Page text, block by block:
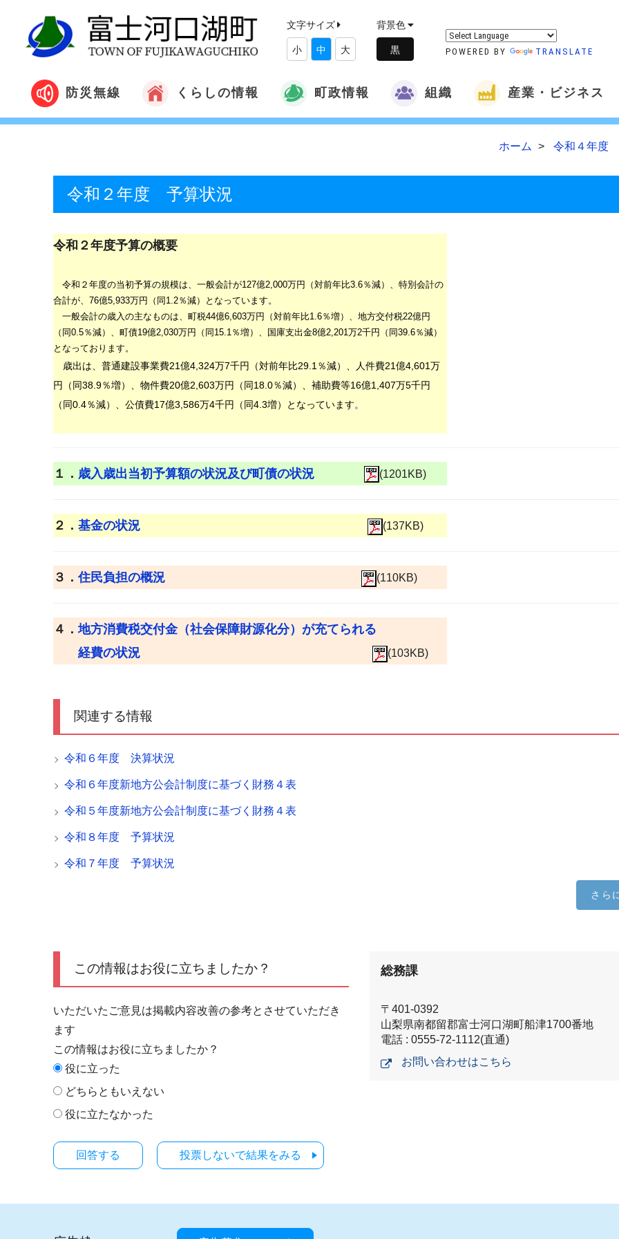
文字サイズ
小 中 大
背景色
POWERED BY TRANSLATE
防災無線 くらしの情報 町政情報 組織 産業・ビジネス
ホーム 令和４年度
令和２年度 予算状況
令和２年度予算の概要
令和２年度の当初予算の規模は、一般会計が127億2,000万円（対前年比3.6％減）、特別会計の
合計が、 76億5,933万円（同 1.2％減）となっています。
一般会計の歳入の主なものは、町税44億6,603万円（対前年比1.6％増）、地方交付税22億円
（同0.5％減）、町債19億2,030万円（同 15.1％増）、国庫支出金8億2,201万2千円（同39.6％減）
となっております。
歳出は、普通建設事業費21億4,324万7千円（対前年比29.1％減）、人件費21億4,601万
円（同38.9％増）、物件費20億2,603万円（同18.0％減）、補助費等16億1,407万5千円
（同0.4％減）、公債費17億3,586万4千円（同4.3増）となっています。
１． 歳入歳出当初予算額の状況及び町債の状況 (1201KB)
２． 基金の状況 (137KB)
３．住民負担の概況 (110KB)
４．地方消費税交付金（社会保障財源化分）が充てられる
経費の状況
(103KB)
関連する情報
令和６年度 決算状況
令和６年度新地方公会計制度に基づく財務４表
令和５年度新地方公会計制度に基づく財務４表
令和８年度 予算状況
令和７年度 予算状況
さら
この情報はお役に立ちましたか？
いただいたご意見は掲載内容改善の参考とさせていただき
ます
この情報はお役に立ちましたか？
役に立った
どちらともいえない
役に立たなかった
投票しないで結果をみる
総務課
〒401-0392
山梨県南都留郡富士河口湖町船津1700番地
電話 : 0555-72-1112(直通)
お問い合わせはこちら